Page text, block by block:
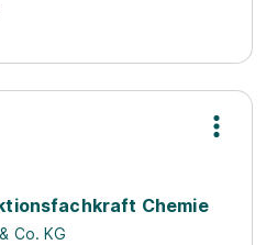
Chemie
Co. KG